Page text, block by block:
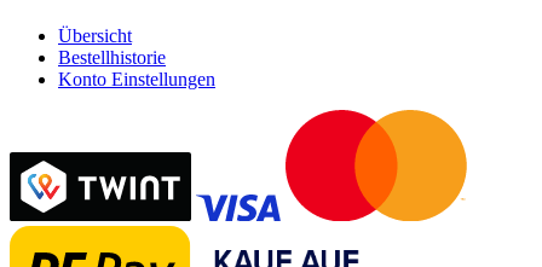
Übersicht
Bestellhistorie
Konto Einstellungen